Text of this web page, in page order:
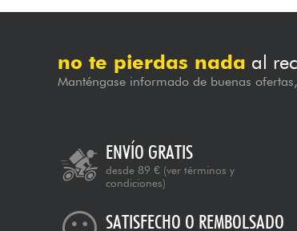
no te pierdas nada al
Manténgase informado de buenas
ENVÍO GRATIS
desde 89 € (ver términos y
condiciones)
SATISFECHO O REMBOLSADO